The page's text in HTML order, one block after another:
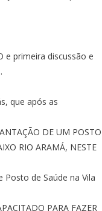
e primeira discussão e
que após as
DE UM POSTO
RIO ARAMÁ, NESTE
de Saúde na Vila
PARA FAZER